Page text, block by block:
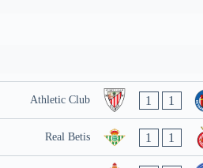
Athletic Club 1 1
Real Betis 1 1